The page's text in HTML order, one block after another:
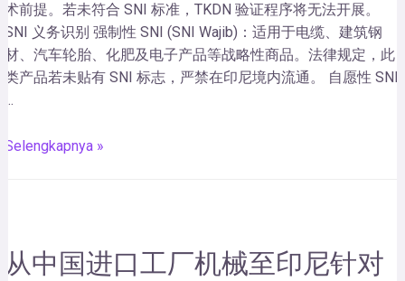
术前提。若未符合 SNI 标准，TKDN 验证程序将无法开展。
SNI 义务识别 强制性 SNI (SNI Wajib)：适用于电缆、建筑钢
材、汽车轮胎、化肥及电子产品等战略性商品。法律规定，此
类产品若未贴有 SNI 标志，严禁在印尼境内流通。 自愿性 SNI
…
Selengkapnya »
从中国进口工厂机械至印尼针对